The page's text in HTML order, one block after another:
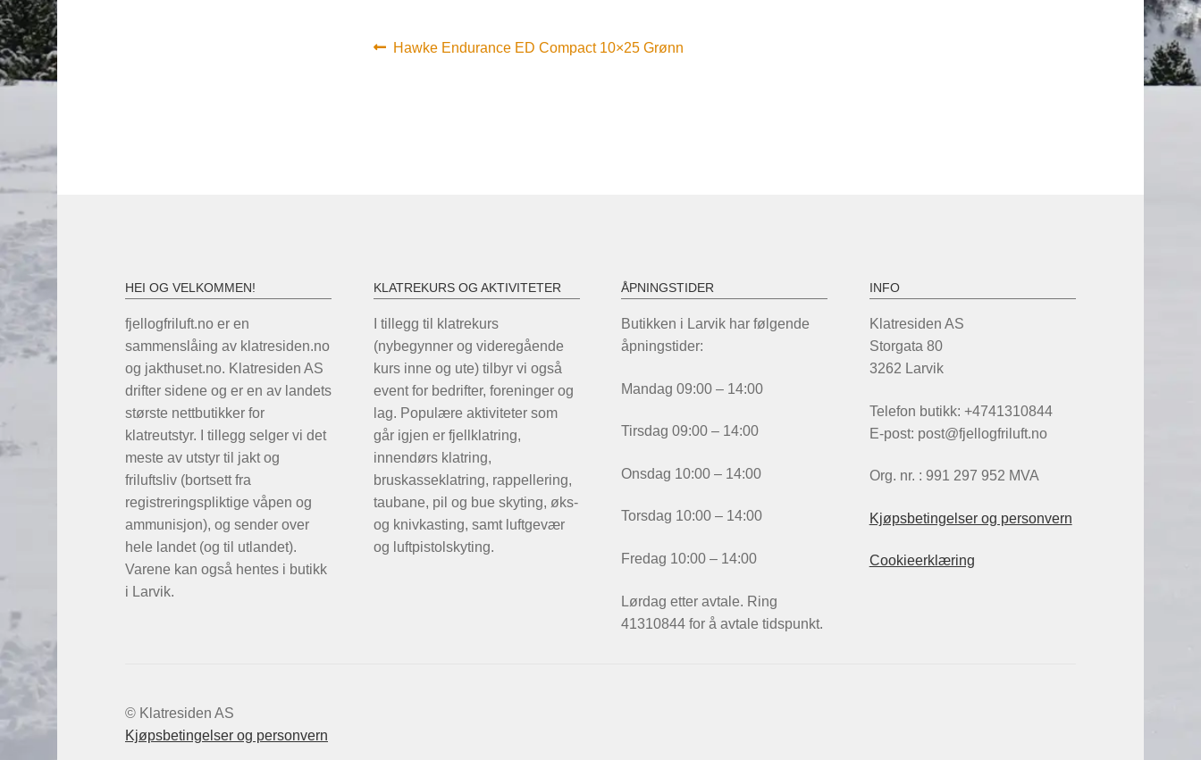
Innleggsnavigasjon
Forrige
Hawke Endurance ED Compact 10×25 Grønn
HEI OG VELKOMMEN!
fjellogfriluft.no er en
sammenslåing av klatresiden.no
og jakthuset.no. Klatresiden AS
drifter sidene og er en av landets
største nettbutikker for
klatreutstyr. I tillegg selger vi det
meste av utstyr til jakt og
friluftsliv (bortsett fra
registreringspliktige våpen og
ammunisjon), og sender over
hele landet (og til utlandet).
Varene kan også hentes i butikk
i Larvik.
KLATREKURS OG AKTIVITETER
I tillegg til klatrekurs
(nybegynner og videregående
kurs inne og ute) tilbyr vi også
event for bedrifter, foreninger og
lag. Populære aktiviteter som
går igjen er fjellklatring,
innendørs klatring,
bruskasseklatring, rappellering,
taubane, pil og bue skyting, øks-
og knivkasting, samt luftgevær
og luftpistolskyting.
ÅPNINGSTIDER
Butikken i Larvik har følgende
åpningstider:
Mandag 09:00 – 14:00
Tirsdag 09:00 – 14:00
Onsdag 10:00 – 14:00
Torsdag 10:00 – 14:00
Fredag 10:00 – 14:00
Lørdag etter avtale. Ring
41310844 for å avtale tidspunkt.
INFO
Klatresiden AS
Storgata 80
3262 Larvik
Telefon butikk: +4741310844
E-post: post@fjellogfriluft.no
Org. nr. : 991 297 952 MVA
Kjøpsbetingelser og personvern
Cookieerklæring
© Klatresiden AS
Kjøpsbetingelser og personvern